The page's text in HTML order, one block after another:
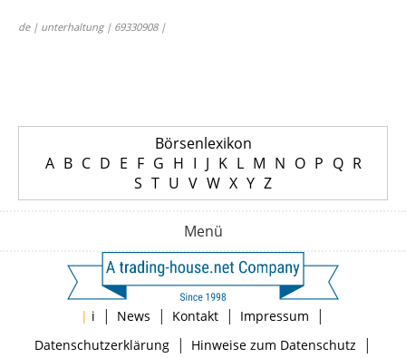
de | unterhaltung | 69330908 |
Börsenlexikon
A B C D E F G H I J K L M N O P Q R
S T U V W X Y Z
Menü
| i | News | Kontakt | Impressum |
Datenschutzerklärung| Hinweise zum Datenschutz |